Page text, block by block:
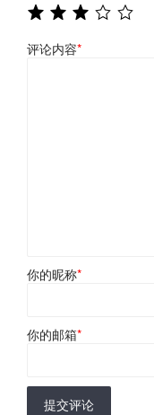
评论内容*
你的昵称*
你的邮箱*
提交评论